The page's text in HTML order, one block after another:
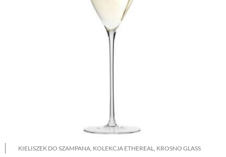
KIELISZEK DO SZAMPANA, KOLEKCJA ETHEREAL, KROSNO GLASS